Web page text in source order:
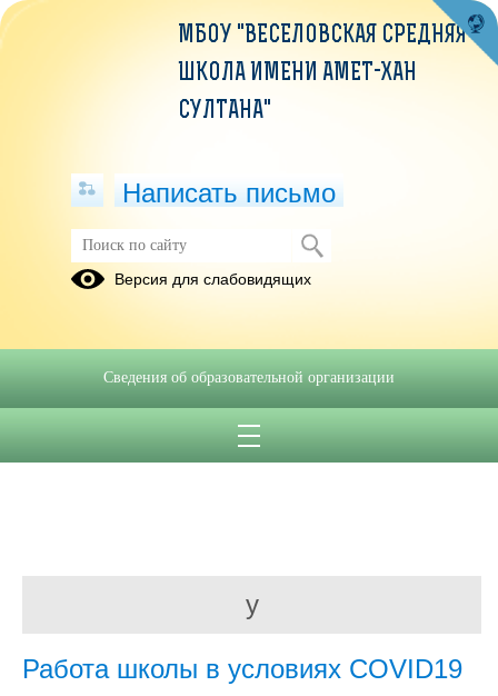
у
Работа школы в условиях COVID19
МБОУ "ВЕСЕЛОВСКАЯ СРЕДНЯЯ
ШКОЛА ИМЕНИ АМЕТ-ХАН
СУЛТАНА"
Написать письмо
Версия для слабовидящих
Сведения об образовательной организации